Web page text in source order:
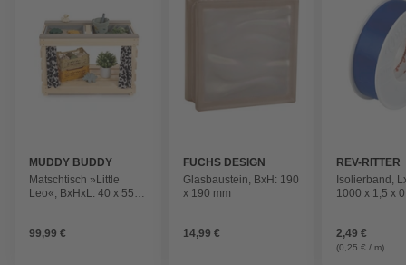
MUDDY BUDDY
Matschtisch »Little
Leo«, BxHxL: 40 x 55 x
99,99 €
FUCHS DESIGN
Glasbaustein, BxH: 190
x 190 mm
14,99 €
REV-RITTER
Isolierband,
1000 x 1,5 x
2,49 €
(0,25 € / m)